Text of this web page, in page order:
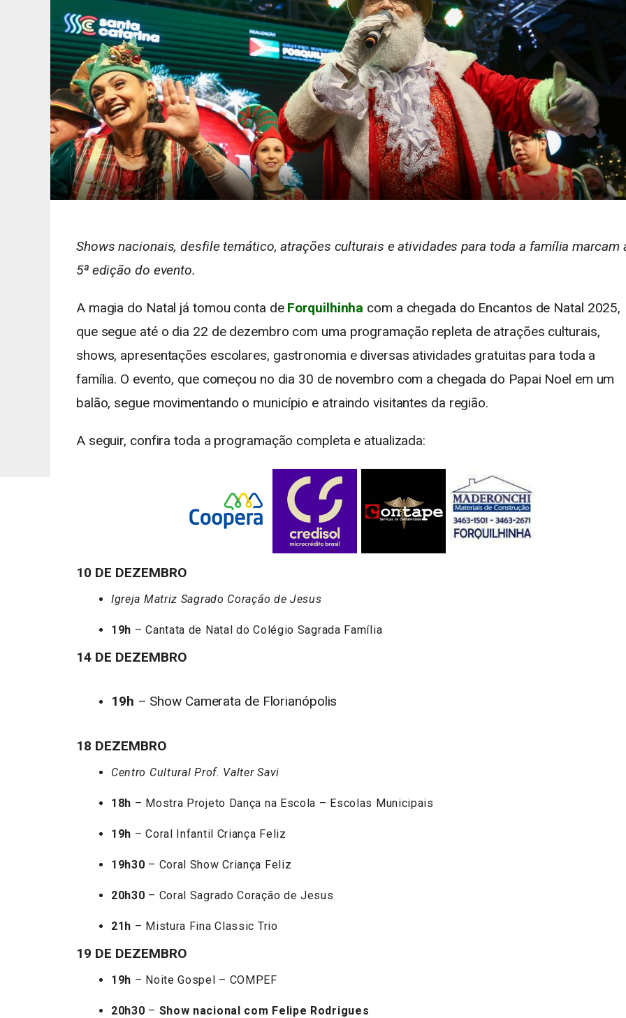
Shows nacionais, desfile temático, atrações culturais e atividades para toda a família marcam
5ª edição do evento.
A magia do Natal já tomou conta de Forquilhinha com a chegada do Encantos de Natal 2025,
que segue até o dia 22 de dezembro com uma programação repleta de atrações culturais,
shows, apresentações escolares, gastronomia e diversas atividades gratuitas para toda a
família. O evento, que começou no dia 30 de novembro com a chegada do Papai Noel em um
balão, segue movimentando o município e atraindo visitantes da região.
A seguir, confira toda a programação completa e atualizada:
10 DE DEZEMBRO
Igreja Matriz Sagrado Coração de Jesus
19h – Cantata de Natal do Colégio Sagrada Família
14 DE DEZEMBRO
19h – Show Camerata de Florianópolis
18 DEZEMBRO
Centro Cultural Prof. Valter Savi
18h – Mostra Projeto Dança na Escola – Escolas Municipais
19h – Coral Infantil Criança Feliz
19h30 – Coral Show Criança Feliz
20h30 – Coral Sagrado Coração de Jesus
21h – Mistura Fina Classic Trio
19 DE DEZEMBRO
19h – Noite Gospel – COMPEF
20h30 – Show nacional com Felipe Rodrigues